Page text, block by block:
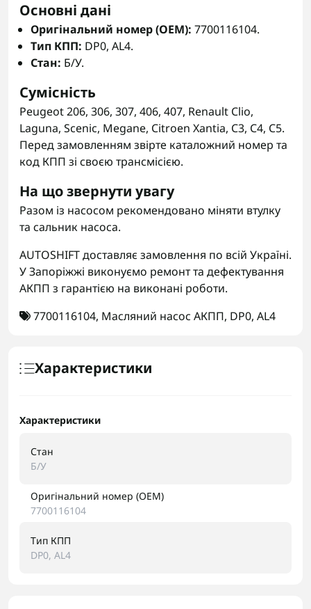
Основні дані
Оригінальний номер (OEM): 7700116104.
Тип КПП: DP0, AL4.
Стан: Б/У.
Сумісність
Peugeot 206, 306, 307, 406, 407, Renault Clio,
Laguna, Scenic, Megane, Citroen Xantia, C3, C4, C5.
Перед замовленням звірте каталожний номер та
код КПП зі своєю трансмісією.
На що звернути увагу
Разом із насосом рекомендовано міняти втулку
та сальник насоса.
AUTOSHIFT доставляє замовлення по всій Україні.
У Запоріжжі виконуємо ремонт та дефектування
АКПП з гарантією на виконані роботи.
7700116104, Масляний насос АКПП, DP0, AL4
Характеристики
Характеристики
Стан
Б/У
Оригінальний номер (OEM)
7700116104
Тип КПП
DP0, AL4